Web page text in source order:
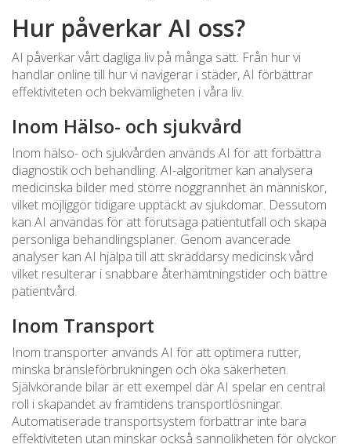
Hur påverkar AI oss?
AI påverkar vårt dagliga liv på många sätt. Från hur vi
handlar online till hur vi navigerar i städer, AI förbättrar
effektiviteten och bekvämligheten i våra liv.
Inom Hälso- och sjukvård
Inom hälso- och sjukvården används AI för att förbättra
diagnostik och behandling. AI-algoritmer kan analysera
medicinska bilder med större noggrannhet än människor,
vilket möjliggör tidigare upptäckt av sjukdomar. Dessutom
kan AI användas för att förutsäga patientutfall och skapa
personliga behandlingsplaner. Genom avancerade
analyser kan AI hjälpa till att skräddarsy medicinsk vård
vilket resulterar i snabbare återhämtningstider och bättre
patientvård.
Inom Transport
Inom transporter används AI för att optimera rutter,
minska bränsleförbrukningen och öka säkerheten.
Självkörande bilar är ett exempel där AI spelar en central
roll i skapandet av framtidens transportlösningar.
Automatiserade transportsystem förbättrar inte bara
effektiviteten utan minskar också sannolikheten för olyckor